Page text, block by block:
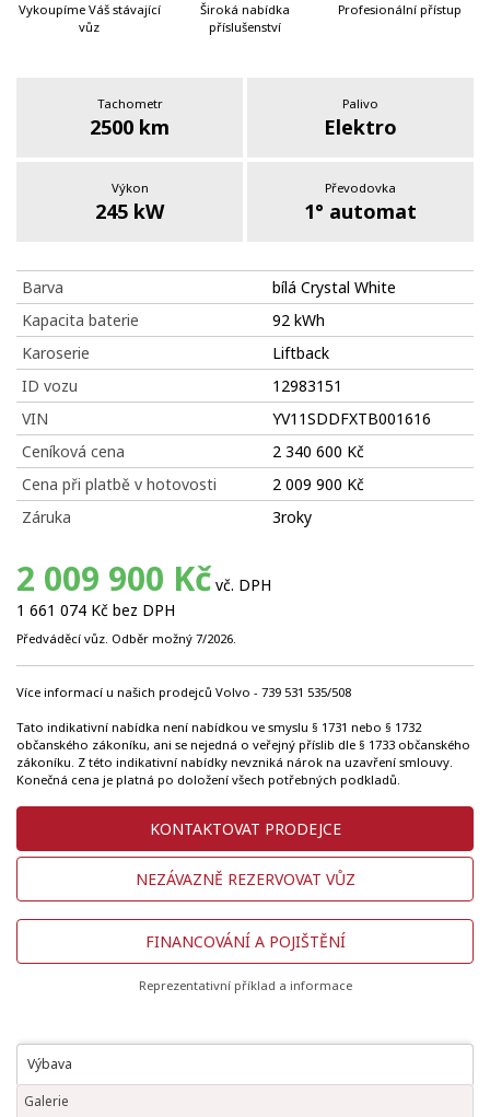
Vykoupíme Váš stávající
vůz
Široká nabídka
příslušenství
Profesionální přístup
Tachometr
2500 km
Palivo
Elektro
Výkon
245 kW
Převodovka
1° automat
Barva
bílá Crystal White
Kapacita baterie
92 kWh
Karoserie
Liftback
ID vozu
12983151
VIN
YV11SDDFXTB001616
Ceníková cena
2 340 600 Kč
Cena při platbě v hotovosti
2 009 900 Kč
Záruka
3roky
2 009 900 Kč vč. DPH
1 661 074 Kč bez DPH
Předváděcí vůz. Odběr možný 7/2026.
Více informací u našich prodejců Volvo - 739 531 535/508
Tato indikativní nabídka není nabídkou ve smyslu § 1731 nebo § 1732
občanského zákoníku, ani se nejedná o veřejný příslib dle § 1733 občanského
zákoníku. Z této indikativní nabídky nevzniká nárok na uzavření smlouvy.
Konečná cena je platná po doložení všech potřebných podkladů.
KONTAKTOVAT PRODEJCE
NEZÁVAZNĚ REZERVOVAT VŮZ
FINANCOVÁNÍ A POJIŠTĚNÍ
Reprezentativní příklad a informace
Výbava
Galerie